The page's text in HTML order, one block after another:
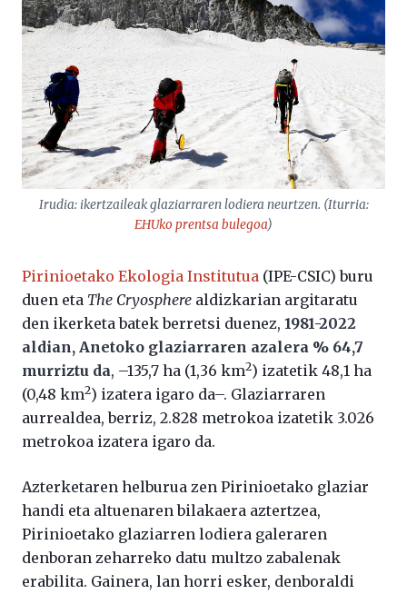
Irudia: ikertzaileak glaziarraren lodiera neurtzen. (Iturria:
EHUko prentsa bulegoa)
Pirinioetako Ekologia Institutua (IPE-CSIC) buru
duen eta The Cryosphere aldizkarian argitaratu
den ikerketa batek berretsi duenez, 1981-2022
aldian, Anetoko glaziarraren azalera % 64,7
murriztu da, –135,7 ha (1,36 km2) izatetik 48,1 ha
(0,48 km2) izatera igaro da–. Glaziarraren
aurrealdea, berriz, 2.828 metrokoa izatetik 3.026
metrokoa izatera igaro da.
Azterketaren helburua zen Pirinioetako glaziar
handi eta altuenaren bilakaera aztertzea,
Pirinioetako glaziarren lodiera galeraren
denboran zeharreko datu multzo zabalenak
erabilita. Gainera, lan horri esker, denboraldi